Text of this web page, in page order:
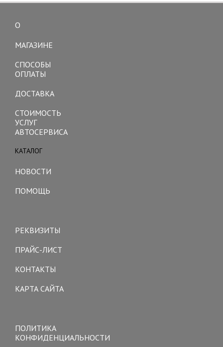
О
МАГАЗИНЕ
СПОСОБЫ
ОПЛАТЫ
ДОСТАВКА
СТОИМОСТЬ
УСЛУГ
АВТОСЕРВИСА
КАТАЛОГ
НОВОСТИ
ПОМОЩЬ
РЕКВИЗИТЫ
ПРАЙС-ЛИСТ
КОНТАКТЫ
КАРТА САЙТА
ПОЛИТИКА
КОНФИДЕНЦИАЛЬНОСТИ